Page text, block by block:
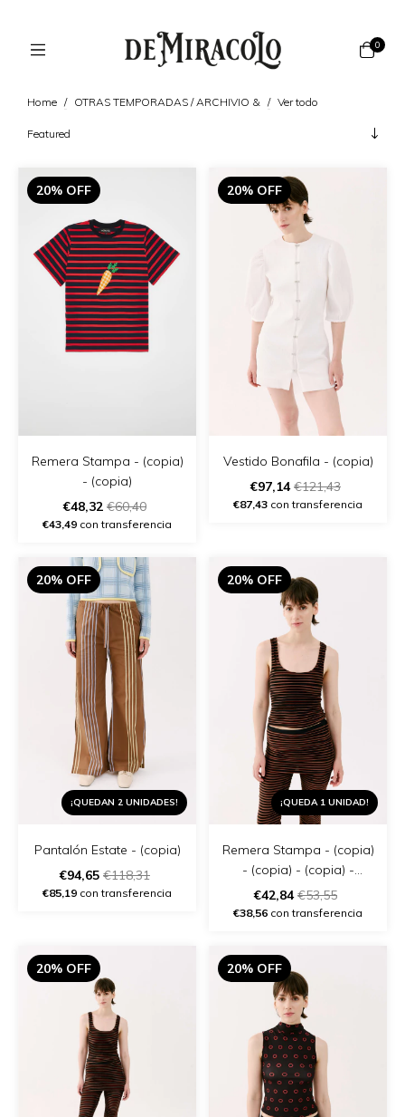
0
Home / OTRAS TEMPORADAS / ARCHIVIO & / Ver todo
20% OFF
Remera Stampa - (copia)
- (copia)
€48,32 €60,40
€43,49 con transferencia
20% OFF
Vestido Bonafila - (copia)
€97,14€121,43
€87,43 con transferencia
20% OFF
¡QUEDAN 2 UNIDADES!
Pantalón Estate - (copia)
€94,65 €118,31
€85,19 con transferencia
20% OFF
¡QUEDA 1 UNIDAD!
Remera Stampa - (copia)
- (copia) - (copia) -
(copia) - (copia) - (copia)
€42,84€53,55
€38,56 con transferencia
20% OFF 20% OFF